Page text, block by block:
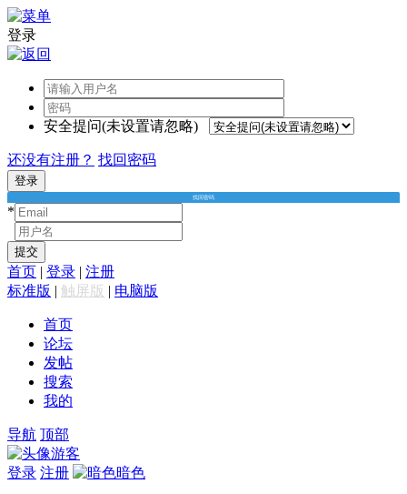
登录
安全提问(未设置请忽略)
还没有注册？ 找回密码
登录
找回密码
*
提交
首页 | 登录 | 注册
标准版 | 触屏版 | 电脑版
首页
论坛
发帖
搜索
我的
导航 顶部
游客
登录 注册 暗色